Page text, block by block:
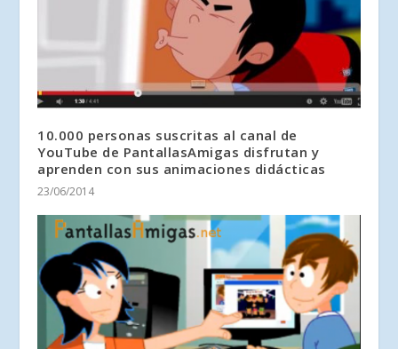
10.000 personas suscritas al canal de
YouTube de PantallasAmigas disfrutan y
aprenden con sus animaciones didácticas
23/06/2014